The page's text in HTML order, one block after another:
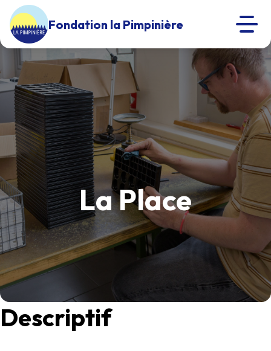
Fondation la Pimpinière
La Place
Descriptif